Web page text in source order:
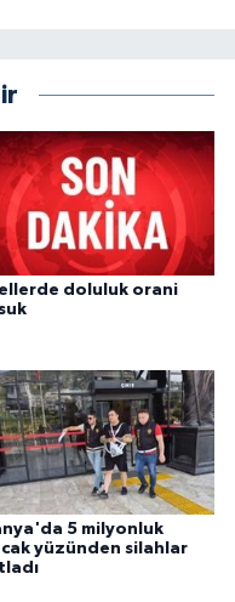
doluluk orani
5 milyonluk
yüzünden silahlar